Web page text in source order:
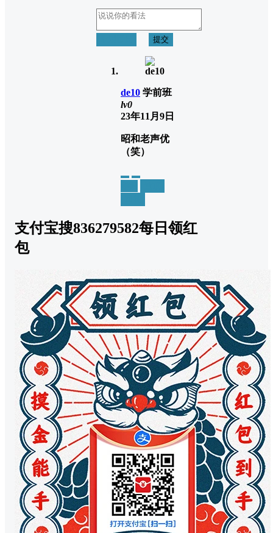
提交
de10 学前班
lv0
23年11月9日
昭和老声优
（笑）
支付宝搜836279582每日领红
包